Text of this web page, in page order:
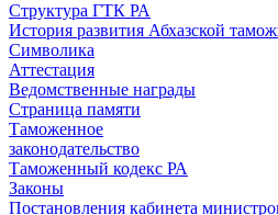
Структура ГТК РА
История развития Абхазской
Символика
Аттестация
Ведомственные награды
Страница памяти
Таможенное
законодательство
Таможенный кодекс РА
Законы
Постановления кабинета